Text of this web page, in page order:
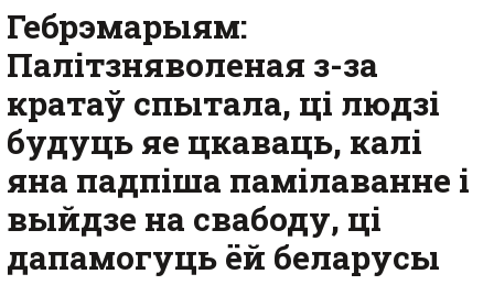
Гебрэмарыям:
Палітзняволеная з-за
кратаў спытала, ці людзі
будуць яе цкаваць, калі
яна падпіша памілаванне і
выйдзе на свабоду, ці
дапамогуць ёй беларусы